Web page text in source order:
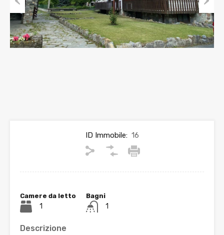
Previous Next
ID Immobile: 16
Camere da letto
1
Bagni
1
Descrizione